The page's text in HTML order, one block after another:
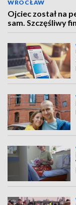
WROCŁAW
Ojciec został na
sam. Szczęśliwy